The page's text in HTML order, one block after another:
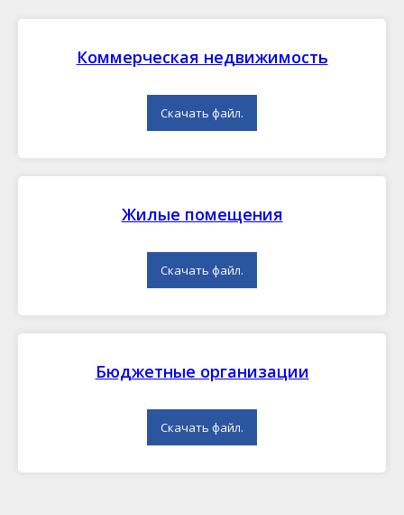
Коммерческая недвижимость
Скачать файл.
Жилые помещения
Скачать файл.
Бюджетные организации
Скачать файл.